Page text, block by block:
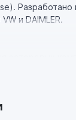
Разработано
и DAIMLER.